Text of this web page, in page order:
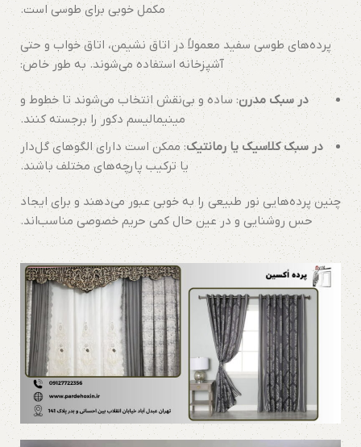
مکمل خوبی برای طوسی است.
پرده‌های طوسی سفید معمولاً در اتاق نشیمن، اتاق خواب و حتی
آشپزخانه استفاده می‌شوند. به طور خاص:
در سبک مدرن: ساده و بی‌نقش انتخاب می‌شوند تا خطوط و
مینیمالیسم دکور را برجسته کنند.
در سبک کلاسیک یا رمانتیک: ممکن است دارای الگوهای گل‌دار
یا ترکیب پارچه‌های مختلف باشند.
چنین پرده‌هایی نور طبیعی را به خوبی عبور می‌دهند و برای ایجاد
حس روشنایی و در عین حال کمی حریم خصوصی مناسب‌اند.